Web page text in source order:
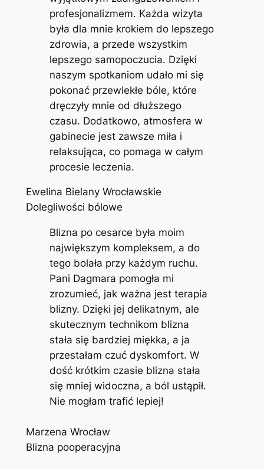
profesjonalizmem. Każda wizyta
była dla mnie krokiem do lepszego
zdrowia, a przede wszystkim
lepszego samopoczucia. Dzięki
naszym spotkaniom udało mi się
pokonać przewlekłe bóle, które
dręczyły mnie od dłuższego
czasu. Dodatkowo, atmosfera w
gabinecie jest zawsze miła i
relaksująca, co pomaga w całym
procesie leczenia.
Ewelina Bielany Wrocławskie
Dolegliwości bólowe
Blizna po cesarce była moim
największym kompleksem, a do
tego bolała przy każdym ruchu.
Pani Dagmara pomogła mi
zrozumieć, jak ważna jest terapia
blizny. Dzięki jej delikatnym, ale
skutecznym technikom blizna
stała się bardziej miękka, a ja
przestałam czuć dyskomfort. W
dość krótkim czasie blizna stała
się mniej widoczna, a ból ustąpił.
Nie mogłam trafić lepiej!
Marzena Wrocław
Blizna pooperacyjna